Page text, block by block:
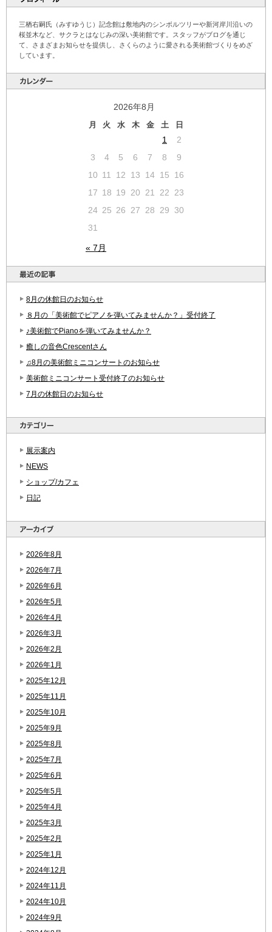
三栖右嗣氏（みすゆうじ）記念館は敷地内のシンボルツリーや新河岸川沿いの
桜並木など、サクラとはなじみの深い美術館です。スタッフがブログを通じ
て、さまざまお知らせを提供し、さくらのように愛される美術館づくりをめざ
しています。
2026年8月
月 火 水 木 金 土 日
« 7月
1
2
3
4 5 6 7 8
9
10 11 12 13 14 15
16
17 18 19 20 21 22
23
24 25 26 27 28 29
30
31
8月の休館日のお知らせ
８月の「美術館でピアノを弾いてみませんか？」受付終了
♪美術館でPianoを弾いてみませんか？
癒しの音色Crescentさん
♫8月の美術館ミニコンサートのお知らせ
美術館ミニコンサート受付終了のお知らせ
7月の休館日のお知らせ
展示案内
NEWS
ショップ/カフェ
日記
2026年8月
2026年7月
2026年6月
2026年5月
2026年4月
2026年3月
2026年2月
2026年1月
2025年12月
2025年11月
2025年10月
2025年9月
2025年8月
2025年7月
2025年6月
2025年5月
2025年4月
2025年3月
2025年2月
2025年1月
2024年12月
2024年11月
2024年10月
2024年9月